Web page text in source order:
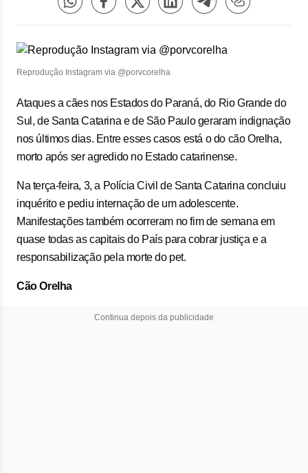
Reprodução Instagram via @porvcorelha
Ataques a cães nos Estados do Paraná, do Rio Grande do
Sul, de Santa Catarina e de São Paulo geraram indignação
nos últimos dias. Entre esses casos está o do cão Orelha,
morto após ser agredido no Estado catarinense.
Na terça-feira, 3, a Polícia Civil de Santa Catarina concluiu
inquérito e pediu internação de um adolescente.
Manifestações também ocorreram no fim de semana em
quase todas as capitais do País para cobrar justiça e a
responsabilização pela morte do pet.
Cão Orelha
Continua depois da publicidade